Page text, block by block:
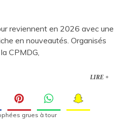
reviennent en 2026 avec une
en nouveautés. Organisés
CPMDG,
LIRE +
grues à tour